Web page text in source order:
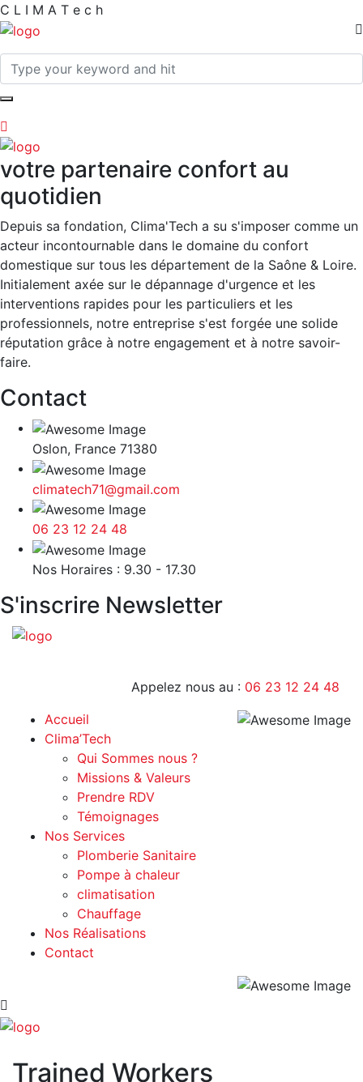
C L I M A T e c h
votre partenaire confort au
quotidien
Depuis sa fondation, Clima'Tech a su s'imposer comme un
acteur incontournable dans le domaine du confort
domestique sur tous les département de la Saône & Loire.
Initialement axée sur le dépannage d'urgence et les
interventions rapides pour les particuliers et les
professionnels, notre entreprise s'est forgée une solide
réputation grâce à notre engagement et à notre savoir-
faire.
Contact
Oslon, France 71380
climatech71@gmail.com
06 23 12 24 48
Nos Horaires : 9.30 - 17.30
S'inscrire Newsletter
Appelez nous au : 06 23 12 24 48
Accueil
Clima’Tech
Qui Sommes nous ?
Missions & Valeurs
Prendre RDV
Témoignages
Nos Services
Plomberie Sanitaire
Pompe à chaleur
climatisation
Chauffage
Nos Réalisations
Contact
Trained Workers